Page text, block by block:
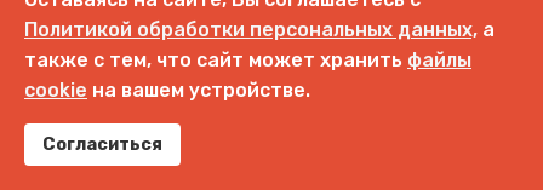
включены в автоматизированные системы Общества и
обрабатываются в соответствии с законодательством;
- физических лиц, персональные данные которых сделаны
ими общедоступными, а их обработка не нарушает их
прав и законных интересов и отвечает требованиям,
Политикой обработки персональных данных, а
также с тем, что сайт может хранить файлы
cookie на вашем устройстве.
Согласиться